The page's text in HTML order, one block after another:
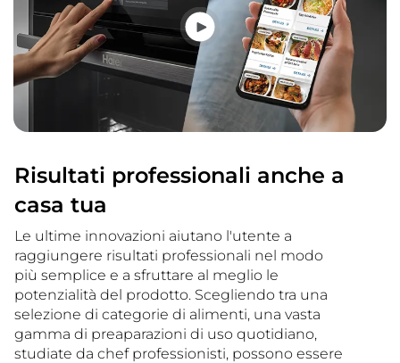
Risultati professionali anche a
casa tua
Le ultime innovazioni aiutano l'utente a
raggiungere risultati professionali nel modo
più semplice e a sfruttare al meglio le
potenzialità del prodotto. Scegliendo tra una
selezione di categorie di alimenti, una vasta
gamma di preaparazioni di uso quotidiano,
studiate da chef professionisti, possono essere